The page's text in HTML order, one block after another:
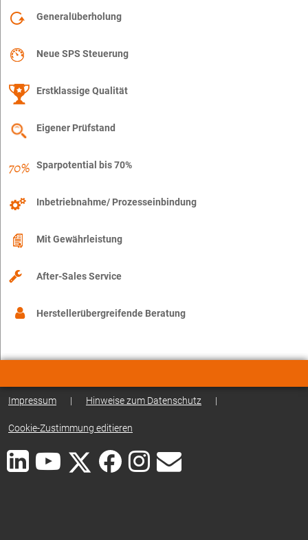
Generalüberholung
Neue SPS Steuerung
Erstklassige Qualität
Eigener Prüfstand
Sparpotential bis 70%
Inbetriebnahme/ Prozesseinbindung
Mit Gewährleistung
After-Sales Service
Herstellerübergreifende Beratung
Impressum | Hinweise zum Datenschutz |
Cookie-Zustimmung editieren